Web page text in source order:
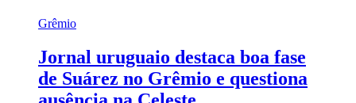
Grêmio
Jornal uruguaio destaca boa fase
de Suárez no Grêmio e questiona